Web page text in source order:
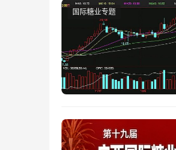
国际糖业专题